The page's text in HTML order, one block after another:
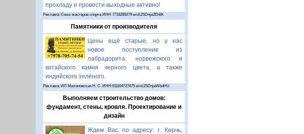
прохладу и провести выходные активно!
Реклама: Союз мастеров спорта ИНН 7718289279 erid:2SDnje2Eh6K
Памятники от производителя
Цены ещё старые, но у нас
новое поступление из
лабрадорита, норвежского и
китайского камня черного цвета, а также
индийского зелёного.
Реклама: ИП Миляновская Н. С. ИНН:911104727675 erid:2SDnjeWbdHU
Выполняем строительство домов:
фундамент, стены, кровля. Проектирование и
дизайн
Ждем Вас по адресу: г. Керчь,